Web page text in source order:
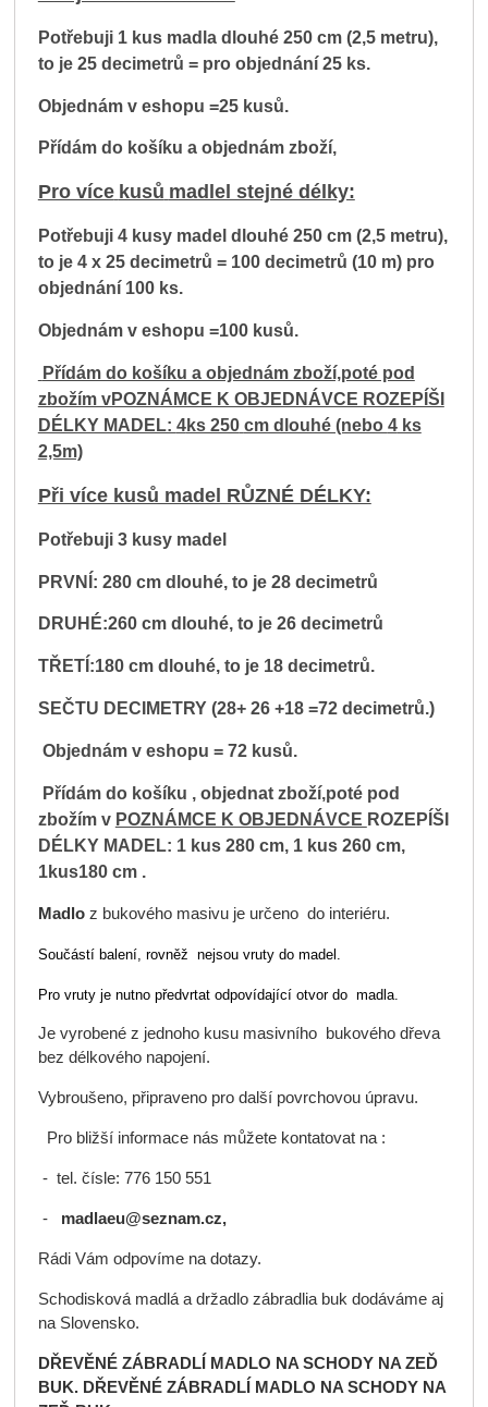
Potřebuji 1 kus madla dlouhé 250 cm (2,5 metru),
to je 25 decimetrů = pro objednání 25 ks.
Objednám v eshopu =25 kusů.
Přídám do košíku a objednám zboží,
Pro více kusů madlel stejné délky:
Potřebuji 4 kusy madel dlouhé 250 cm (2,5 metru),
to je 4 x 25 decimetrů = 100 decimetrů (10 m) pro
objednání 100 ks.
Objednám v eshopu =100 kusů.
Přídám do košíku a objednám zboží,poté pod
zbožím vPOZNÁMCE K OBJEDNÁVCE ROZEPÍŠI
DÉLKY MADEL: 4ks 250 cm dlouhé (nebo 4ks
2,5m)
Při více kusů madel RŮZNÉ DÉLKY:
Potřebuji 3 kusy madel
PRVNÍ: 280 cm dlouhé, to je 28 decimetrů
DRUHÉ:260 cm dlouhé, to je 26 decimetrů
TŘETÍ:180 cm dlouhé, to je 18 decimetrů.
SEČTU DECIMETRY (28+ 26 +18 =72 decimetrů.)
Objednám v eshopu = 72 kusů.
Přídám do košíku , objednat zboží,poté pod
zbožím v POZNÁMCE K OBJEDNÁVCE ROZEPÍŠI
DÉLKY MADEL: 1 kus 280 cm, 1 kus 260 cm,
1kus180 cm .
Madloz bukového masivu je určeno do interiéru.
Součástí balení, rovněž nejsou vruty do madel.
Pro vruty je nutno předvrtat odpovídající otvor do madla.
Je vyrobené z jednoho kusu masivního bukového dřeva
bez délkového napojení.
Vybroušeno, připraveno pro další povrchovou úpravu.
Pro bližší informace nás můžete kontatovat na :
- tel. čísle: 776 150 551
- madlaeu@seznam.cz,
Rádi Vám odpovíme na dotazy.
Schodisková madlá a držadlo zábradlia buk dodáváme aj
na Slovensko.
DŘEVĚNÉ ZÁBRADLÍ MADLO NA SCHODY NA ZEĎ
BUK. DŘEVĚNÉ ZÁBRADLÍ MADLO NA SCHODY NA